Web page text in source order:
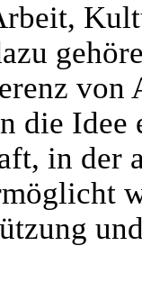
von
die
in der